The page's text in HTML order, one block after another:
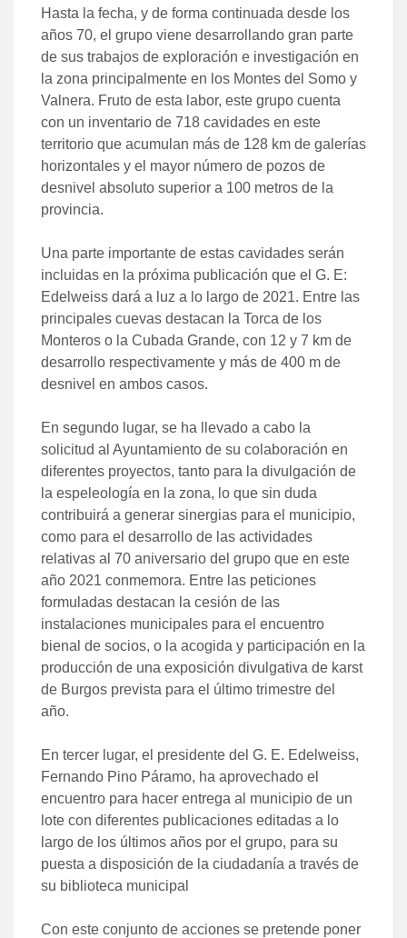
Hasta la fecha, y de forma continuada desde los
años 70, el grupo viene desarrollando gran parte
de sus trabajos de exploración e investigación en
la zona principalmente en los Montes del Somo y
Valnera. Fruto de esta labor, este grupo cuenta
con un inventario de 718 cavidades en este
territorio que acumulan más de 128 km de galerías
horizontales y el mayor número de pozos de
desnivel absoluto superior a 100 metros de la
provincia.
Una parte importante de estas cavidades serán
incluidas en la próxima publicación que el G. E:
Edelweiss dará a luz a lo largo de 2021. Entre las
principales cuevas destacan la Torca de los
Monteros o la Cubada Grande, con 12 y 7 km de
desarrollo respectivamente y más de 400 m de
desnivel en ambos casos.
En segundo lugar, se ha llevado a cabo la
solicitud al Ayuntamiento de su colaboración en
diferentes proyectos, tanto para la divulgación de
la espeleología en la zona, lo que sin duda
contribuirá a generar sinergias para el municipio,
como para el desarrollo de las actividades
relativas al 70 aniversario del grupo que en este
año 2021 conmemora. Entre las peticiones
formuladas destacan la cesión de las
instalaciones municipales para el encuentro
bienal de socios, o la acogida y participación en la
producción de una exposición divulgativa de karst
de Burgos prevista para el último trimestre del
año.
En tercer lugar, el presidente del G. E. Edelweiss,
Fernando Pino Páramo, ha aprovechado el
encuentro para hacer entrega al municipio de un
lote con diferentes publicaciones editadas a lo
largo de los últimos años por el grupo, para su
puesta a disposición de la ciudadanía a través de
su biblioteca municipal
Con este conjunto de acciones se pretende poner